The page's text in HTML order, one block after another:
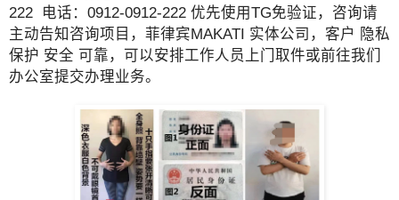
222 电话：0912-0912-222 优先使用TG免验证，咨询请
主动告知咨询项目，菲律宾MAKATI 实体公司，客户 隐私
保护 安全 可靠，可以安排工作人员上门取件或前往我们
办公室提交办理业务。